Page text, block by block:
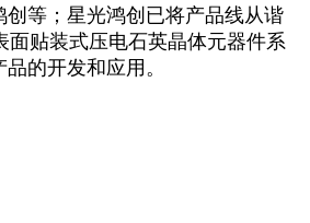
创等；星光鸿创已将产品线从谐
贴装式压电石英晶体元器件系
的开发和应用。